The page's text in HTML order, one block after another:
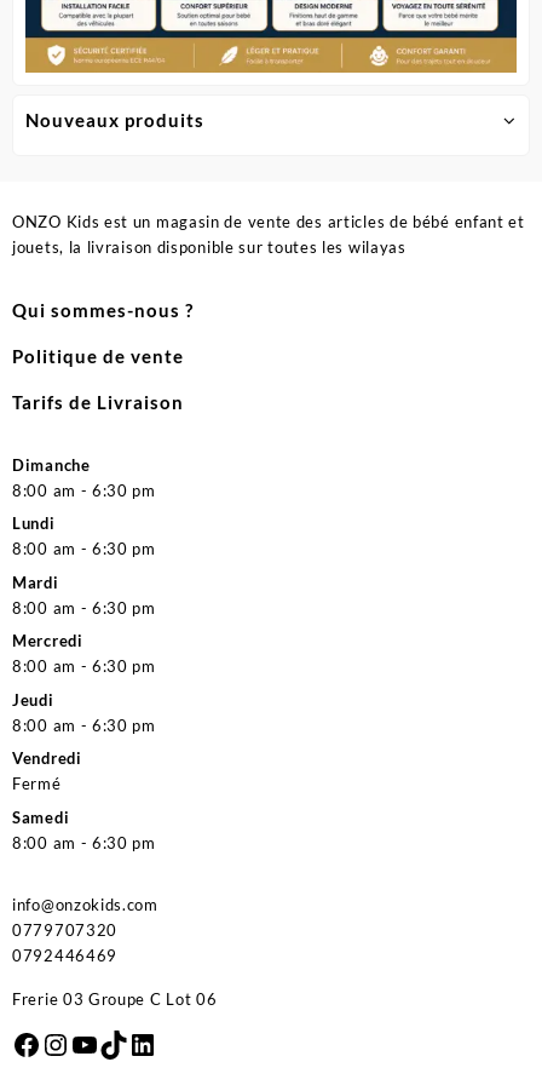
Nouveaux produits
ONZO Kids est un magasin de vente des articles de bébé enfant et
jouets, la livraison disponible sur toutes les wilayas
Qui sommes-nous ?
Politique de vente
Tarifs de Livraison
Dimanche
8:00 am - 6:30 pm
Lundi
8:00 am - 6:30 pm
Mardi
8:00 am - 6:30 pm
Mercredi
8:00 am - 6:30 pm
Jeudi
8:00 am - 6:30 pm
Vendredi
Fermé
Samedi
8:00 am - 6:30 pm
info@onzokids.com
0779707320
0792446469
Frerie 03 Groupe C Lot 06
Facebook
Instagram
YouTube
TikTok
LinkedIn